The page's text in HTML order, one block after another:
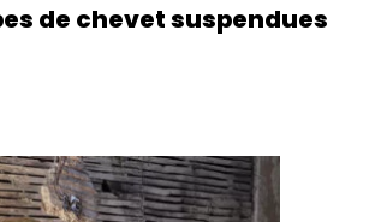
de chevet suspendues